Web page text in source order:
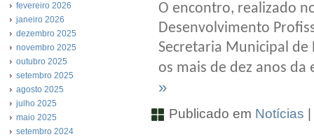
fevereiro 2026
janeiro 2026
dezembro 2025
novembro 2025
outubro 2025
setembro 2025
agosto 2025
julho 2025
maio 2025
setembro 2024
O encontro, realizado
Desenvolvimento
Secretaria Municipal de
os mais de dez anos
»
Publicado em Notícias